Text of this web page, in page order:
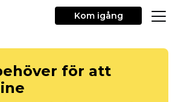
Kom igång
för att